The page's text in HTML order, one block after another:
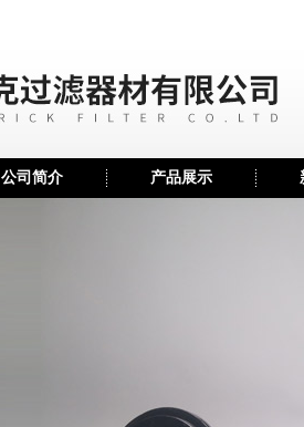
公司简介 产品展示